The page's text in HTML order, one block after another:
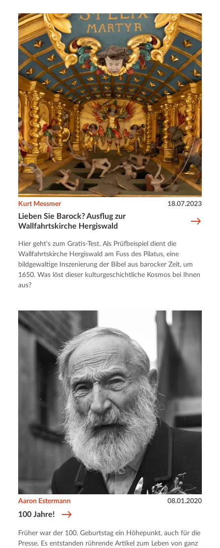
Lieben Sie Barock? Ausflug zur
Wallfahrtskirche Hergiswald
Kurt Messmer 18.07.2023
Hier geht‘s zum Gratis-Test. Als Prüfbeispiel dient die
Wallfahrtskirche Hergiswald am Fuss des Pilatus, eine
bildgewaltige Inszenierung der Bibel aus barocker Zeit, um
1650. Was löst dieser kulturgeschichtliche Kosmos bei Ihnen
aus?
100 Jahre!
Aaron Estermann 08.01.2020
Früher war der 100. Geburtstag ein Höhepunkt, auch für die
Presse. Es entstanden rührende Artikel zum Leben von ganz